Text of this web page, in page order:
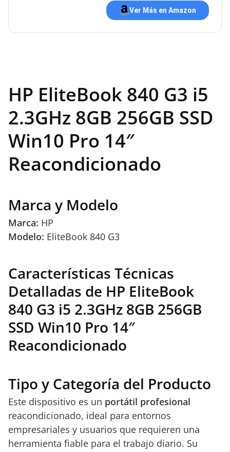
Ver Más en Amazon
HP EliteBook 840 G3 i5
2.3GHz 8GB 256GB SSD
Win10 Pro 14″
Reacondicionado
Marca y Modelo
Marca: HP
Modelo: EliteBook 840 G3
Características Técnicas
Detalladas de HP EliteBook
840 G3 i5 2.3GHz 8GB 256GB
SSD Win10 Pro 14″
Reacondicionado
Tipo y Categoría del Producto
Este dispositivo es un portátil profesional
reacondicionado, ideal para entornos
empresariales y usuarios que requieren una
herramienta fiable para el trabajo diario. Su